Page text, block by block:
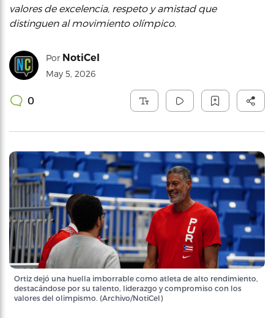
valores de excelencia, respeto y amistad que
distinguen al movimiento olímpico.
Por NotiCel
May 5, 2026
0
Ortiz dejó una huella imborrable como atleta de alto rendimiento,
destacándose por su talento, liderazgo y compromiso con los
valores del olimpismo. (Archivo/NotiCel)